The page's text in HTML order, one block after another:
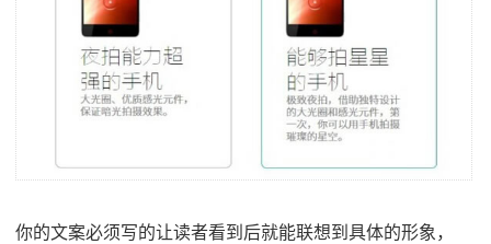
你的文案必须写的让读者看到后就能联想到具体的形象，